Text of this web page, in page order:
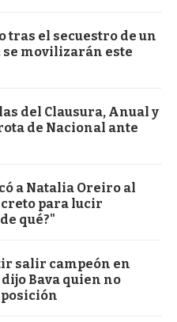
tras el secuestro de un
movilizarán este
del Clausura, Anual y
de Nacional ante
a Natalia Oreiro al
para lucir
qué?"
salir campeón en
Bava quien no